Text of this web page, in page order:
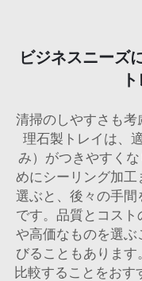
ビジネスニーズ
清掃のしやすさも
理石製トレイは、
み）がつきやすく
めにシーリング加工
選ぶと、後々の手間
です。品質とコス
や高価なものを選ぶ
びることもありま
比較することをお